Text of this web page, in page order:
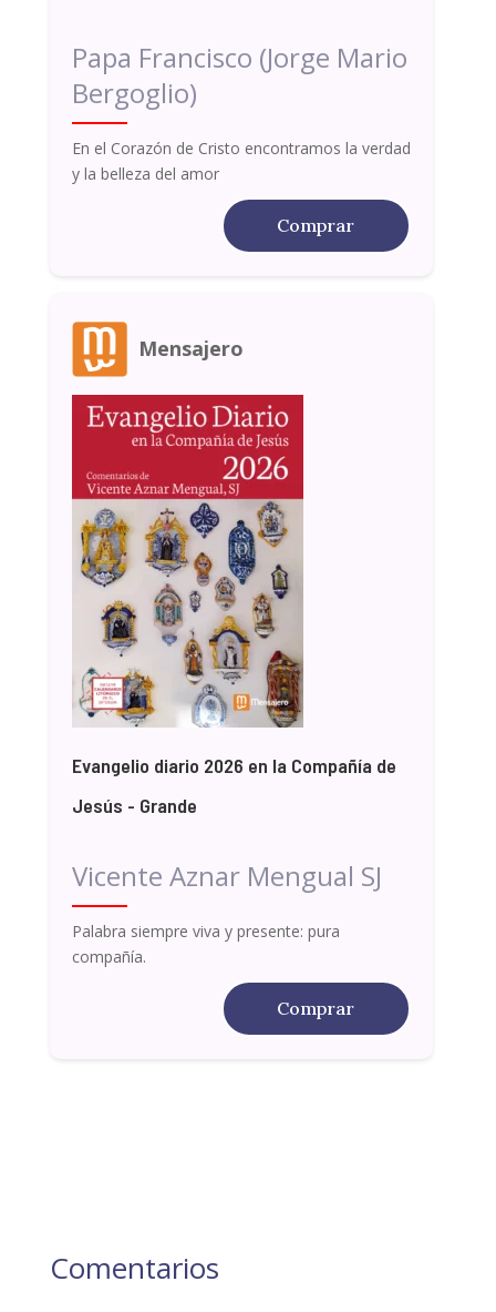
Papa Francisco (Jorge Mario
Bergoglio)
En el Corazón de Cristo encontramos la verdad
y la belleza del amor
Comprar
Mensajero
Evangelio diario 2026 en la Compañía de
Jesús - Grande
Vicente Aznar Mengual SJ
Palabra siempre viva y presente: pura
compañía.
Comprar
Comentarios